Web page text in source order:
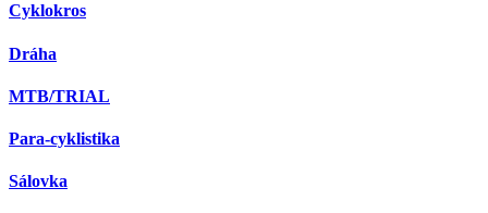
Cyklokros
Dráha
MTB/TRIAL
Para-cyklistika
Sálovka